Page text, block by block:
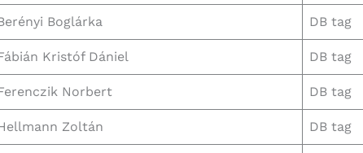
Boglárka DB tag
Kristóf Dániel DB tag
Norbert DB tag
Zoltán DB tag